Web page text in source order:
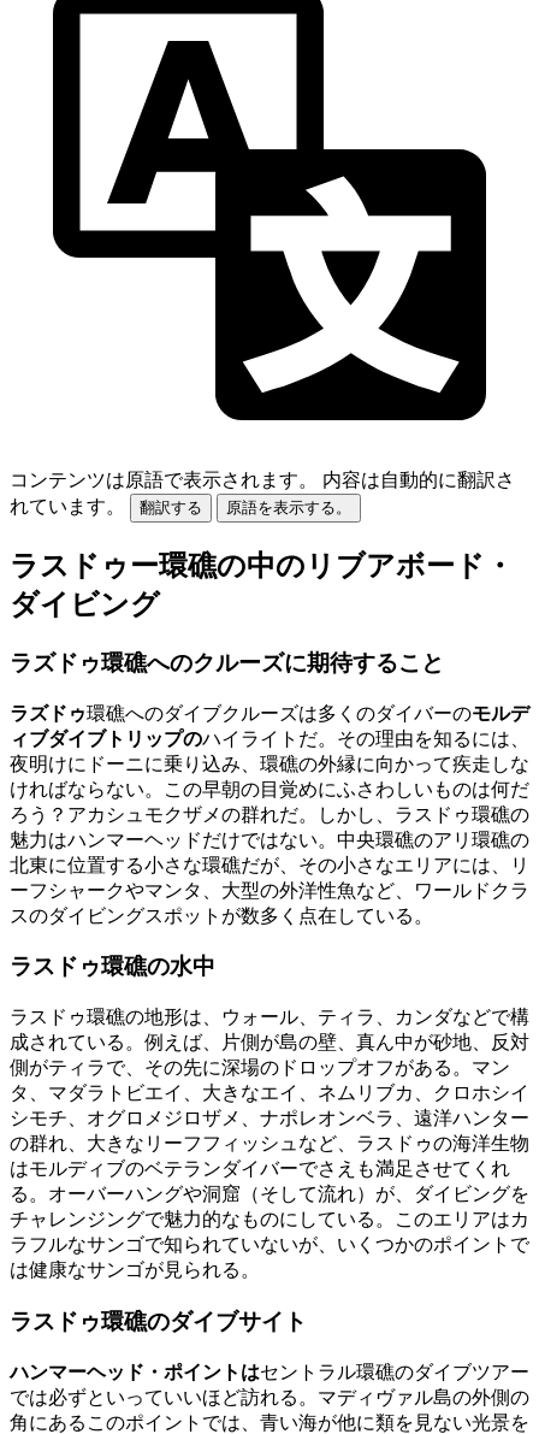
コンテンツは原語で表示されます。
内容は自動的に翻訳さ
れています。
翻訳する 原語を表示する。
ラスドゥー環礁の中のリブアボード・
ダイビング
ラズドゥ環礁へのクルーズに期待すること
ラズドゥ環礁へのダイブクルーズは多くのダイバーのモルデ
ィブダイブトリップのハイライトだ。その理由を知るには、
夜明けにドーニに乗り込み、環礁の外縁に向かって疾走しな
ければならない。この早朝の目覚めにふさわしいものは何だ
ろう？アカシュモクザメの群れだ。しかし、ラスドゥ環礁の
魅力はハンマーヘッドだけではない。中央環礁のアリ環礁の
北東に位置する小さな環礁だが、その小さなエリアには、リ
ーフシャークやマンタ、大型の外洋性魚など、ワールドクラ
スのダイビングスポットが数多く点在している。
ラスドゥ環礁の水中
ラスドゥ環礁の地形は、ウォール、ティラ、カンダなどで構
成されている。例えば、片側が島の壁、真ん中が砂地、反対
側がティラで、その先に深場のドロップオフがある。マン
タ、マダラトビエイ、大きなエイ、ネムリブカ、クロホシイ
シモチ、オグロメジロザメ、ナポレオンベラ、遠洋ハンター
の群れ、大きなリーフフィッシュなど、ラスドゥの海洋生物
はモルディブのベテランダイバーでさえも満足させてくれ
る。オーバーハングや洞窟（そして流れ）が、ダイビングを
チャレンジングで魅力的なものにしている。このエリアはカ
ラフルなサンゴで知られていないが、いくつかのポイントで
は健康なサンゴが見られる。
ラスドゥ環礁のダイブサイト
ハンマーヘッド・ポイントはセントラル環礁のダイブツアー
では必ずといっていいほど訪れる。マディヴァル島の外側の
角にあるこのポイントでは、青い海が他に類を見ない光景を